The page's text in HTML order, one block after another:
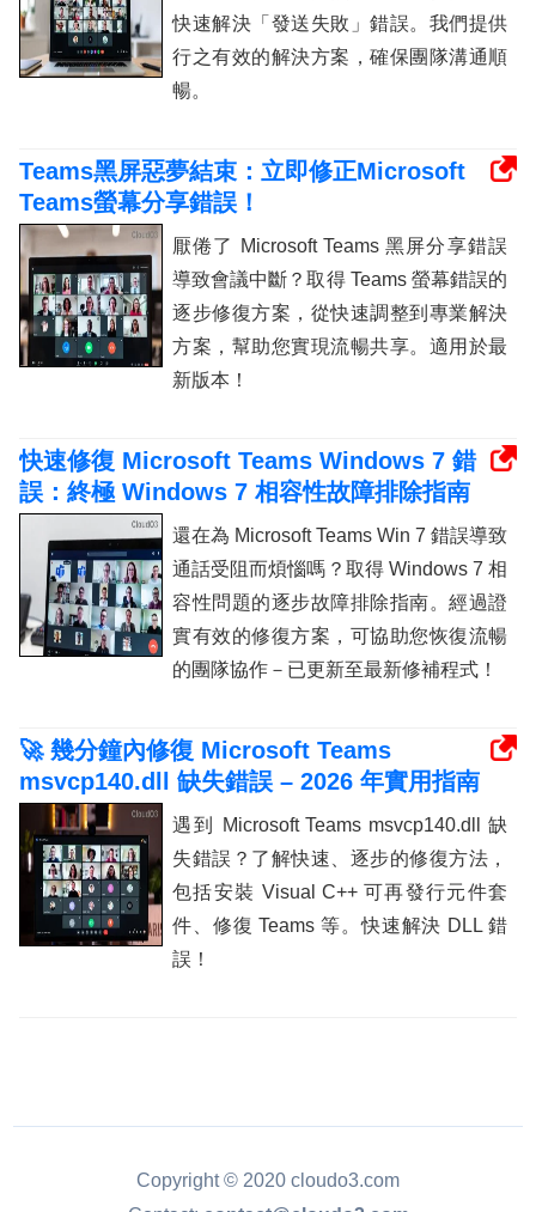
快速解決「發送失敗」錯誤。我們提供
行之有效的解決方案，確保團隊溝通順
暢。
Teams黑屏惡夢結束：立即修正Microsoft
Teams螢幕分享錯誤！
厭倦了 Microsoft Teams 黑屏分享錯誤
導致會議中斷？取得 Teams 螢幕錯誤的
逐步修復方案，從快速調整到專業解決
方案，幫助您實現流暢共享。適用於最
新版本！
快速修復 Microsoft Teams Windows 7 錯
誤：終極 Windows 7 相容性故障排除指南
還在為 Microsoft Teams Win 7 錯誤導致
通話受阻而煩惱嗎？取得 Windows 7 相
容性問題的逐步故障排除指南。經過證
實有效的修復方案，可協助您恢復流暢
的團隊協作－已更新至最新修補程式！
🚀 幾分鐘內修復 Microsoft Teams
msvcp140.dll 缺失錯誤 – 2026 年實用指南
遇到 Microsoft Teams msvcp140.dll 缺
失錯誤？了解快速、逐步的修復方法，
包括安裝 Visual C++ 可再發行元件套
件、修復 Teams 等。快速解決 DLL 錯
誤！
Copyright © 2020 cloudo3.com